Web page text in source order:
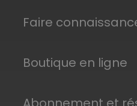
Faire
Boutique en ligne